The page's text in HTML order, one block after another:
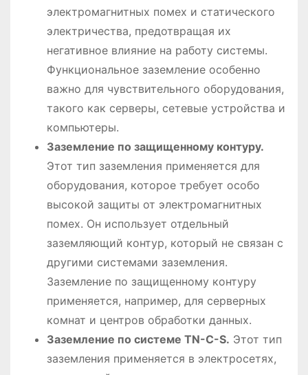
электромагнитных помех и статического
электричества, предотвращая их
негативное влияние на работу системы.
Функциональное заземление особенно
важно для чувствительного оборудования,
такого как серверы, сетевые устройства и
компьютеры.
Заземление по защищенному контуру.
Этот тип заземления применяется для
оборудования, которое требует особо
высокой защиты от электромагнитных
помех. Он использует отдельный
заземляющий контур, который не связан с
другими системами заземления.
Заземление по защищенному контуру
применяется, например, для серверных
комнат и центров обработки данных.
Заземление по системе TN-C-S. Этот тип
заземления применяется в электросетях,